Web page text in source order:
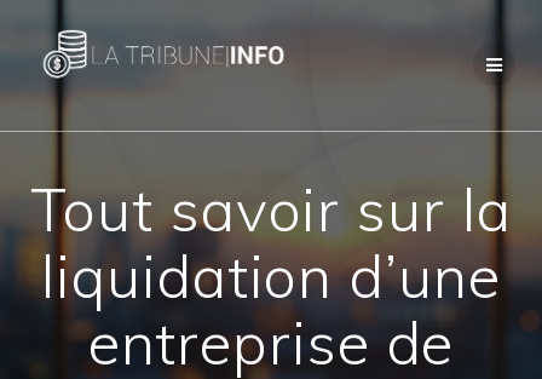
contenu
Tout savoir sur la
liquidation d’une
entreprise de